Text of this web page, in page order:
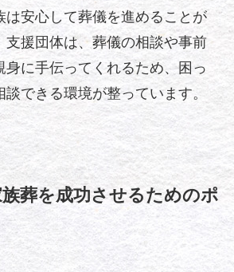
は安心して葬儀を進めることが
支援団体は、葬儀の相談や事前
身に手伝ってくれるため、困っ
できる環境が整っています。
葬を成功させるためのポ